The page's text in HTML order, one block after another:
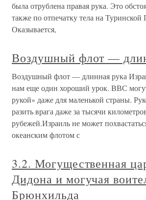
была отрублена правая рука. Это
также по отпечатку тела на
Оказывается,
Воздушный флот —
Воздушный флот — длинная рука
нам еще один хороший урок. ВВС
рукой» даже для маленькой страны.
разить врага даже за тысячи
рубежей.Израиль не может
океанским флотом с
3.2. Могущественная
Дидона и могучая
Брюнхильда